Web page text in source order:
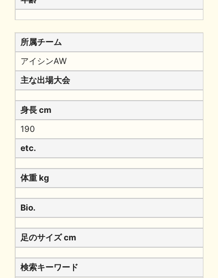
所属チーム
アイシンAW
主な出場大会
身長 cm
190
etc.
体重 kg
Bio.
足のサイズ cm
検索キーワード